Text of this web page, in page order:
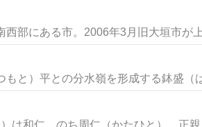
ある市。2006年3月旧大垣市が上
と）平との分水嶺を形成する鉢盛（
は和仁，のち周仁（かたひと）。正親